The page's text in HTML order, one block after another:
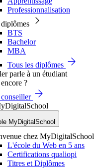
Professionnalisation
BTS
Bachelor
MBA
Tous les diplômes
?
MyDigitalSchool
chez MyDigitalSchool
L'école du Web en 5 ans
Certifications qualiopi
Titres et Diplômes